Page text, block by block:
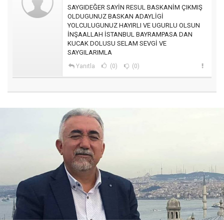
SAYGIDEĞER SAYİN RESUL BASKANİM ÇIKMIŞ
OLDUGUNUZ BASKAN ADAYLİGİ
YOLCULUGUNUZ HAYIRLI VE UGURLU OLSUN
İNŞAALLAH İSTANBUL BAYRAMPASA DAN
KUCAK DOLUSU SELAM SEVGİ VE
SAYGILARIMLA
Yanıtla (0) (0)